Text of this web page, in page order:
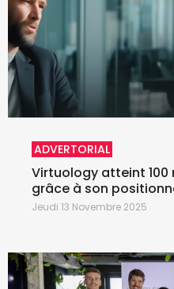
ADVERTORIAL
Virtuology atteint 100
grâce à son
Jeudi 13 Novembre 2025